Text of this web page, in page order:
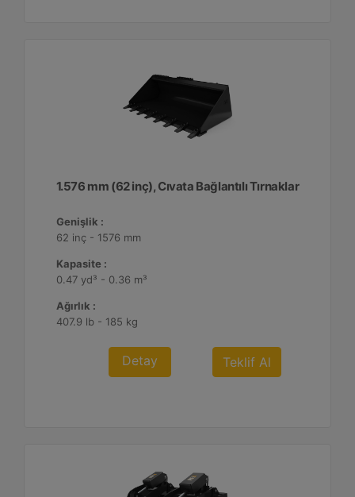
1.576 mm (62 inç), Cıvata Bağlantılı Tırnaklar
Genişlik :
62 inç - 1576 mm
Kapasite :
0.47 yd³ - 0.36 m³
Ağırlık :
407.9 lb - 185 kg
Detay Teklif Al